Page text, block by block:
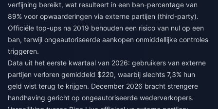
verfijning bereikt, wat resulteert in een ban-percentage van
89% voor opwaarderingen via externe partijen (third-party).
Officiële top-ups na 2019 behouden een risico van nul op een
ban, terwijl ongeautoriseerde aankopen onmiddellijke controles
triggeren.
Data uit het eerste kwartaal van 2026: gebruikers van externe
partijen verloren gemiddeld $220, waarbij slechts 7,3% hun
geld wist terug te krijgen. December 2026 bracht strengere
handhaving gericht op ongeautoriseerde wederverkopers.